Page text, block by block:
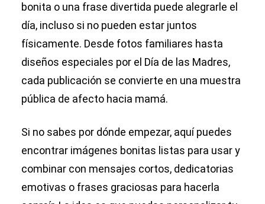
bonita o una frase divertida puede alegrarle el
día, incluso si no pueden estar juntos
físicamente. Desde fotos familiares hasta
diseños especiales por el Día de las Madres,
cada publicación se convierte en una muestra
pública de afecto hacia mamá.
Si no sabes por dónde empezar, aquí puedes
encontrar imágenes bonitas listas para usar y
combinar con mensajes cortos, dedicatorias
emotivas o frases graciosas para hacerla